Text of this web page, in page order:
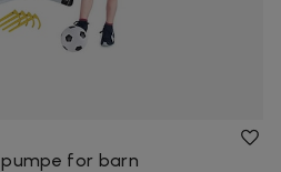
for barn